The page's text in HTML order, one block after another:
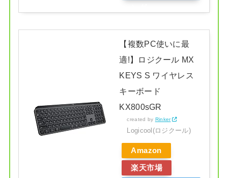
【複数PC使いに最
適!】ロジクール MX
KEYS S ワイヤレス
キーボード
KX800sGR
created by Rinker
Logicool(ロジクール)
Amazon
楽天市場